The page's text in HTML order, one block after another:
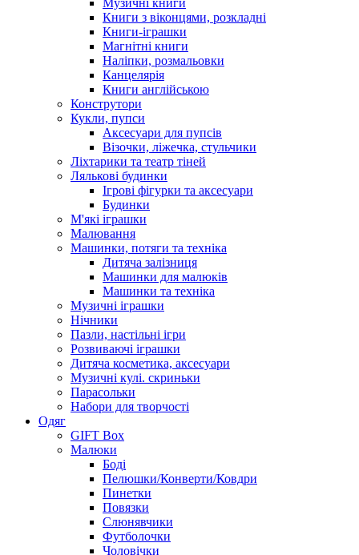
Музичні книги
Книги з віконцями, розкладні
Книги-іграшки
Магнітні книги
Наліпки, розмальовки
Канцелярія
Книги англійською
Конструтори
Кукли, пупси
Аксесуари для пупсів
Візочки, ліжечка, стульчики
Ліхтарики та театр тіней
Лялькові будинки
Ігрові фігурки та аксесуари
Будинки
М'які іграшки
Малювання
Машинки, потяги та техніка
Дитяча залізниця
Машинки для малюків
Машинки та техніка
Музичні іграшки
Нічники
Пазли, настільні ігри
Розвиваючі іграшки
Дитяча косметика, аксесуари
Музичні кулі. скриньки
Парасольки
Набори для творчості
Одяг
GIFT Box
Малюки
Боді
Пелюшки/Конверти/Ковдри
Пинетки
Повязки
Слюнявчики
Футболочки
Чоловічки